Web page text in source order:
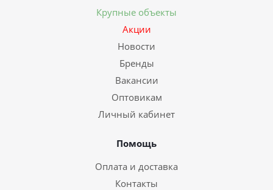
Крупные объекты
Акции
Новости
Бренды
Вакансии
Оптовикам
Личный кабинет
Помощь
Оплата и доставка
Контакты